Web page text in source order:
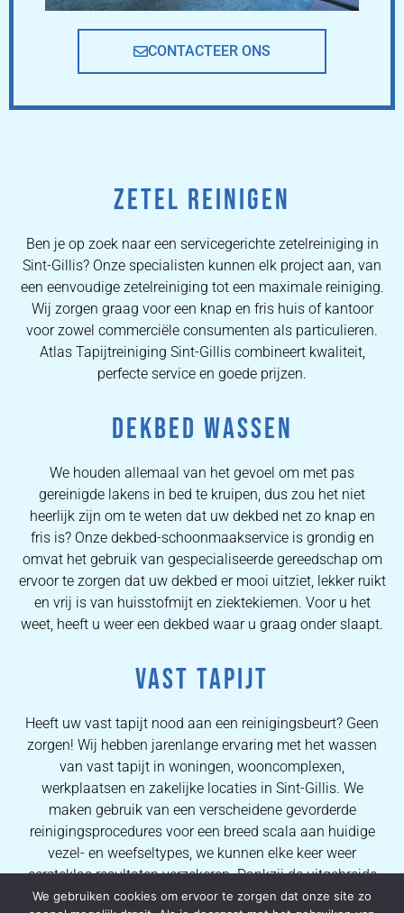
CONTACTEER ONS
ZETEL REINIGEN
Ben je op zoek naar een servicegerichte zetelreiniging in
Sint-Gillis? Onze specialisten kunnen elk project aan, van
een eenvoudige zetelreiniging tot een maximale reiniging.
Wij zorgen graag voor een knap en fris huis of kantoor
voor zowel commerciële consumenten als particulieren.
Atlas Tapijtreiniging Sint-Gillis combineert kwaliteit,
perfecte service en goede prijzen.
DEKBED WASSEN
We houden allemaal van het gevoel om met pas
gereinigde lakens in bed te kruipen, dus zou het niet
heerlijk zijn om te weten dat uw dekbed net zo knap en
fris is? Onze dekbed-schoonmaakservice is grondig en
omvat het gebruik van gespecialiseerde gereedschap om
ervoor te zorgen dat uw dekbed er mooi uitziet, lekker ruikt
en vrij is van huisstofmijt en ziektekiemen. Voor u het
weet, heeft u weer een dekbed waar u graag onder slaapt.
VAST TAPIJT
Heeft uw vast tapijt nood aan een reinigingsbeurt? Geen
zorgen! Wij hebben jarenlange ervaring met het wassen
van vast tapijt in woningen, wooncomplexen,
werkplaatsen en zakelijke locaties in Sint-Gillis. We
maken gebruik van een verscheidene gevorderde
reinigingsprocedures voor een breed scala aan huidige
vezel- en weefseltypes, we kunnen elke keer weer
eersteklas resultaten verzekeren. Dankzij de uitgebreide
kennis van onze operators kunnen wij al onze kopers
We gebruiken cookies om ervoor te zorgen dat onze site zo